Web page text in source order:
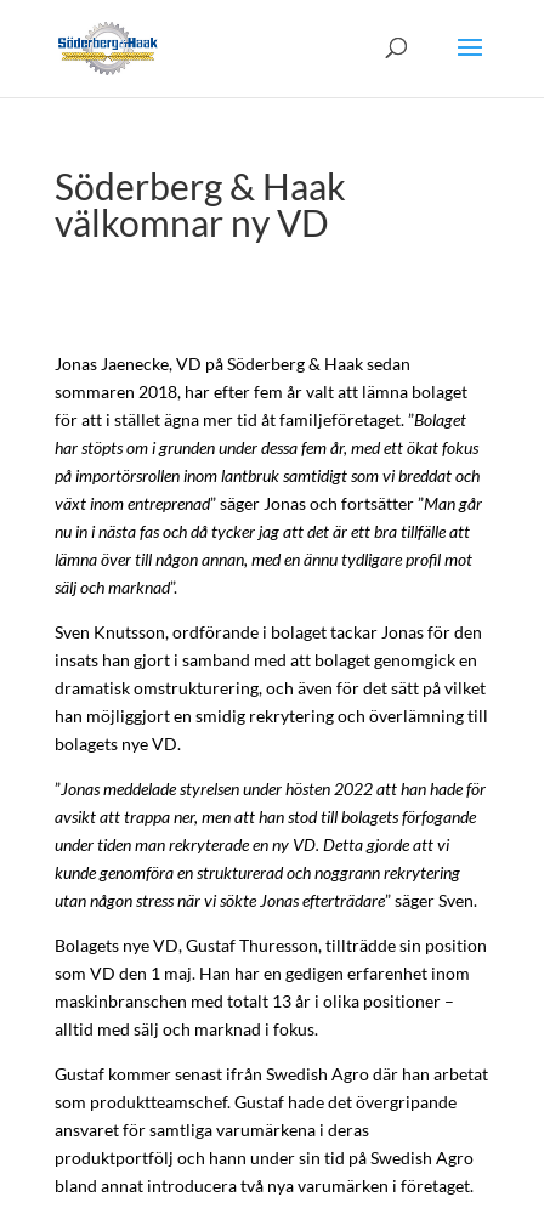
Söderberg & Haak
välkomnar ny VD
Jonas Jaenecke, VD på Söderberg & Haak sedan
sommaren 2018, har efter fem år valt att lämna bolaget
för att i stället ägna mer tid åt familjeföretaget. ”Bolaget
har stöpts om i grunden under dessa fem år, med ett ökat fokus
på importörsrollen inom lantbruk samtidigt som vi breddat och
växt inom entreprenad” säger Jonas och fortsätter ”Man går
nu in i nästa fas och då tycker jag att det är ett bra tillfälle att
lämna över till någon annan, med en ännu tydligare profil mot
sälj och marknad”.
Sven Knutsson, ordförande i bolaget tackar Jonas för den
insats han gjort i samband med att bolaget genomgick en
dramatisk omstrukturering, och även för det sätt på vilket
han möjliggjort en smidig rekrytering och överlämning till
bolagets nye VD.
”Jonas meddelade styrelsen under hösten 2022 att han hade för
avsikt att trappa ner, men att han stod till bolagets förfogande
under tiden man rekryterade en ny VD. Detta gjorde att vi
kunde genomföra en strukturerad och noggrann rekrytering
utan någon stress när vi sökte Jonas efterträdare” säger Sven.
Bolagets nye VD, Gustaf Thuresson, tillträdde sin position
som VD den 1 maj. Han har en gedigen erfarenhet inom
maskinbranschen med totalt 13 år i olika positioner –
alltid med sälj och marknad i fokus.
Gustaf kommer senast ifrån Swedish Agro där han arbetat
som produktteamschef. Gustaf hade det övergripande
ansvaret för samtliga varumärkena i deras
produktportfölj och hann under sin tid på Swedish Agro
bland annat introducera två nya varumärken i företaget.